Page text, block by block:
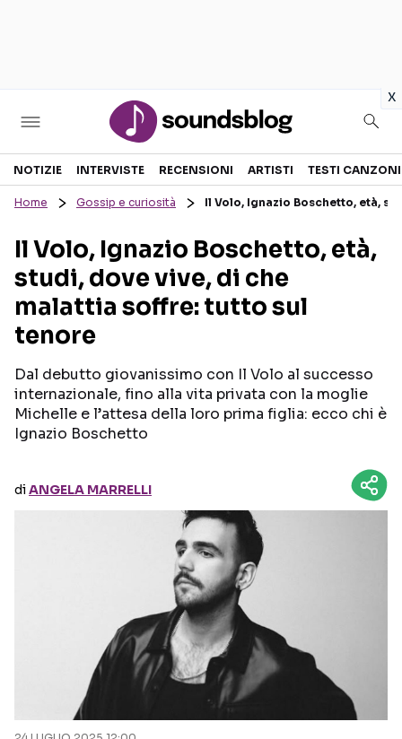
x
Sezioni
RECENSIONI MUSICALI
INTERVISTE
GOSSIP E CURIOSITÀ
TESTI CANZONI
TOUR ED EVENTI
TALENT SHOW
Seguici sui social
NOTIZIE INTERVISTE RECENSIONI ARTISTI TESTI CANZONI
Home Gossip e curiosità Il Volo, Ignazio Boschetto, età,
Il Volo, Ignazio Boschetto, età,
studi, dove vive, di che
malattia soffre: tutto sul
tenore
Dal debutto giovanissimo con Il Volo al successo
internazionale, fino alla vita privata con la moglie
Michelle e l’attesa della loro prima figlia: ecco chi è
Ignazio Boschetto
diANGELA MARRELLI